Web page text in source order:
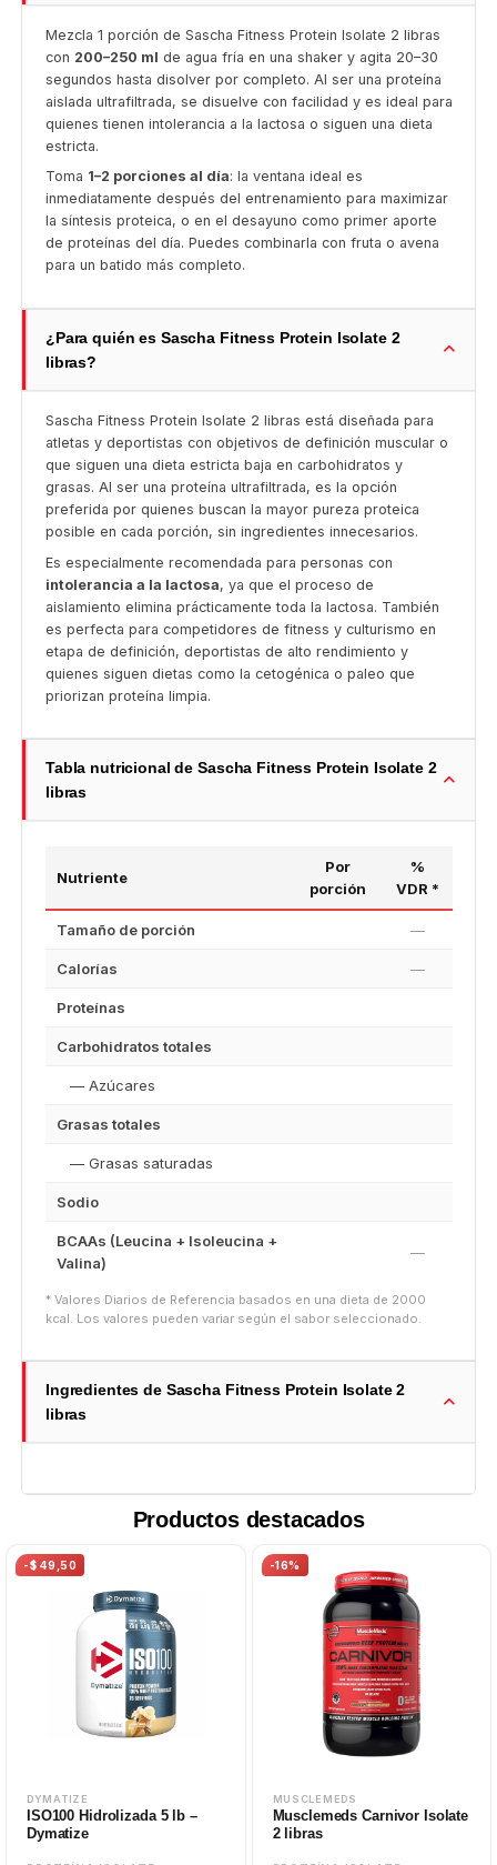
Mezcla 1 porción de Sascha Fitness Protein Isolate 2 libras
con 200–250 ml de agua fría en una shaker y agita 20–30
segundos hasta disolver por completo. Al ser una proteína
aislada ultrafiltrada, se disuelve con facilidad y es ideal para
quienes tienen intolerancia a la lactosa o siguen una dieta
estricta.
Toma 1–2 porciones al día: la ventana ideal es
inmediatamente después del entrenamiento para maximizar
la síntesis proteica, o en el desayuno como primer aporte
de proteínas del día. Puedes combinarla con fruta o avena
para un batido más completo.
¿Para quién es Sascha Fitness Protein Isolate 2
libras?
Sascha Fitness Protein Isolate 2 libras está diseñada para
atletas y deportistas con objetivos de definición muscular o
que siguen una dieta estricta baja en carbohidratos y
grasas. Al ser una proteína ultrafiltrada, es la opción
preferida por quienes buscan la mayor pureza proteica
posible en cada porción, sin ingredientes innecesarios.
Es especialmente recomendada para personas con
intolerancia a la lactosa, ya que el proceso de
aislamiento elimina prácticamente toda la lactosa. También
es perfecta para competidores de fitness y culturismo en
etapa de definición, deportistas de alto rendimiento y
quienes siguen dietas como la cetogénica o paleo que
priorizan proteína limpia.
Tabla nutricional de Sascha Fitness Protein Isolate 2
libras
Nutriente
Por
porción
%
VDR *
Tamaño de porción —
Calorías —
Proteínas
Carbohidratos totales
— Azúcares
Grasas totales
— Grasas saturadas
Sodio
BCAAs (Leucina + Isoleucina +
Valina)
—
* Valores Diarios de Referencia basados en una dieta de 2000
kcal. Los valores pueden variar según el sabor seleccionado.
Ingredientes de Sascha Fitness Protein Isolate 2
libras
Productos destacados
-$ 49,50
DYMATIZE
ISO100 Hidrolizada 5 lb –
Dymatize
-16%
MUSCLEMEDS
Musclemeds Carnivor Isolate
2 libras